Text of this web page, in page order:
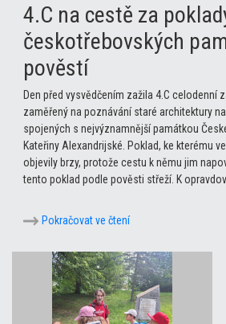
4.C na cestě za
českotřebovských
pověstí
Den před vysvědčením zažila 4.C celodenní
zaměřený na poznávání staré architektury
spojených s nejvýznamnější památkou
Kateřiny Alexandrijské. Poklad, ke kterému
objevily brzy, protože cestu k němu jim
tento poklad podle pověsti střeží. K
Pokračovat ve čtení